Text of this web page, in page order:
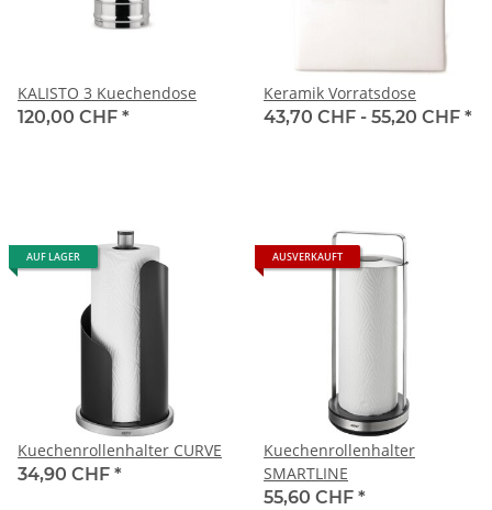
KALISTO 3 Kuechendose
120,00 CHF *
Keramik Vorratsdose
43,70 CHF - 55,20 CHF *
AUF LAGER
Kuechenrollenhalter CURVE
34,90 CHF *
AUSVERKAUFT
Kuechenrollenhalter
SMARTLINE
55,60 CHF *